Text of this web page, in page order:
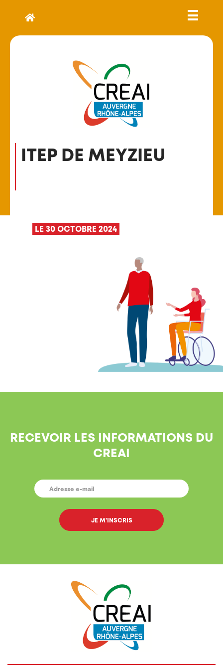
ITEP DE MEYZIEU
LE 30 OCTOBRE 2024
RECEVOIR LES INFORMATIONS DU
CREAI
E-
MAIL *